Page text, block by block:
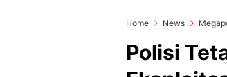
Home News
Polisi